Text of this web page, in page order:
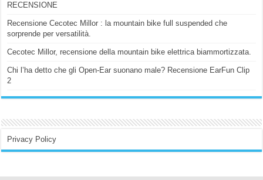
RECENSIONE
Recensione Cecotec Millor : la mountain bike full suspended che
sorprende per versatilità.
Cecotec Millor, recensione della mountain bike elettrica biammortizzata.
Chi l’ha detto che gli Open-Ear suonano male? Recensione EarFun Clip
2
Privacy Policy